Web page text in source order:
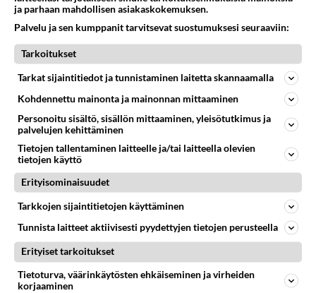
2024-02-29 22:39:55
Joo, Jorma Vittusseenkin olisi jo laittanut tähän
maahan metallikojun pystyyn, ehtona oli että
Sannasta tehtäisiin kuninkatar.
Äänestä Kommentoi
Anonyymi
2024-02-29 23:08:59
Eikö ihmiset ymmärrä että pitää leikata tai otta
lisää velkaa, jompi kumpi on valittava jos rahat on
loppu.
Äänestä Kommentoi
ja parhaan mahdollisen asiakaskokemuksen.
Palvelu ja sen kumppanit tarvitsevat suostumuksesi seuraaviin:
Tarkoitukset
Tarkat sijaintitiedot ja tunnistaminen laitetta skannaamalla
Kohdennettu mainonta ja mainonnan mittaaminen
Personoitu sisältö, sisällön mittaaminen, yleisötutkimus ja
palvelujen kehittäminen
Tietojen tallentaminen laitteelle ja/tai laitteella olevien
tietojen käyttö
Erityisominaisuudet
Tarkkojen sijaintitietojen käyttäminen
Tunnista laitteet aktiivisesti pyydettyjen tietojen perusteella
Erityiset tarkoitukset
Tietoturva, väärinkäytösten ehkäiseminen ja virheiden
korjaaminen